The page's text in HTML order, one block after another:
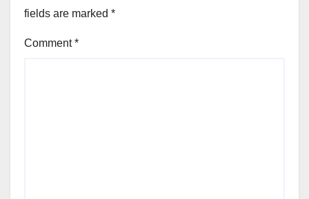
fields are marked *
Comment*